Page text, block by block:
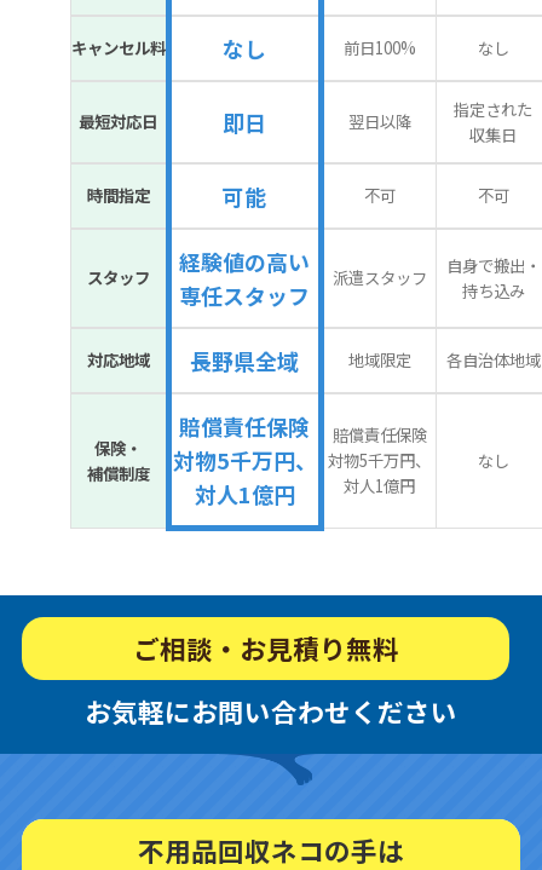
キャンセル料 なし 前日100% なし
最短対応日 即日 翌日以降
指定された
収集日
時間指定 可能 不可 不可
スタッフ
経験値の高い
専任スタッフ
派遣スタッフ
自身で搬出・
持ち込み
対応地域 長野県全域 地域限定 各自治体地域
保険・
補償制度
賠償責任保険
対物5千万円、
対人1億円
賠償責任保険
対物5千万円、
対人1億円
なし
ご相談・お見積り無料
お気軽にお問い合わせください
不用品回収ネコの手は